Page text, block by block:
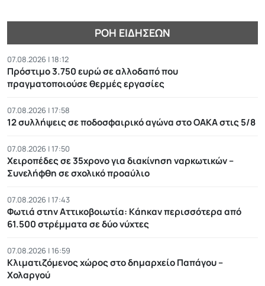
ΡΟΉ ΕΙΔΉΣΕΩΝ
07.08.2026 | 18:12
Πρόστιμο 3.750 ευρώ σε αλλοδαπό που
πραγματοποιούσε θερμές εργασίες
07.08.2026 | 17:58
12 συλλήψεις σε ποδοσφαιρικό αγώνα στο ΟΑΚΑ στις 5/8
07.08.2026 | 17:50
Χειροπέδες σε 35χρονο για διακίνηση ναρκωτικών –
Συνελήφθη σε σχολικό προαύλιο
07.08.2026 | 17:43
Φωτιά στην Αττικοβοιωτία: Kάηκαν περισσότερα από
61.500 στρέμματα σε δύο νύχτες
07.08.2026 | 16:59
Κλιματιζόμενος χώρος στο δημαρχείο Παπάγου –
Χολαργού